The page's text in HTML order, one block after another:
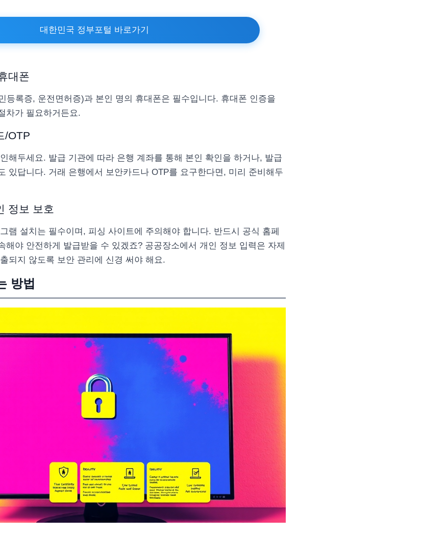
대한민국 정부포털 바로가기
대폰
등록증, 운전면허증)과 본인 명의 휴대폰은 필수입니다. 휴대폰 인증을
차가 필요하거든요.
/OTP
해두세요. 발급 기관에 따라 은행 계좌를 통해 본인 확인을 하거나, 발급
있답니다. 거래 은행에서 보안카드나 OTP를 요구한다면, 미리 준비해두
정보 보호
램 설치는 필수이며, 피싱 사이트에 주의해야 합니다. 반드시 공식 홈페
해야 안전하게 발급받을 수 있겠죠? 공공장소에서 개인 정보 입력은 자제
되지 않도록 보안 관리에 신경 써야 해요.
방법